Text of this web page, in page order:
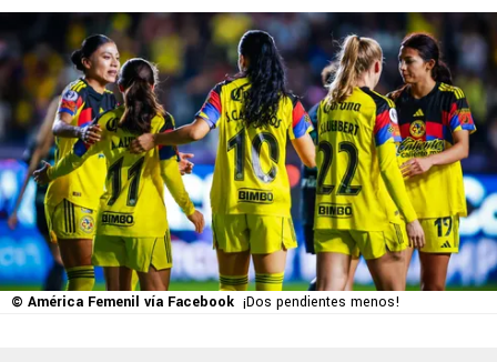
© América Femenil vía Facebook ¡Dos pendientes menos!